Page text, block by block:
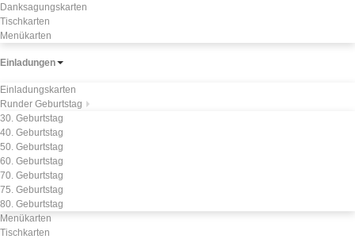
Danksagungskarten
Tischkarten
Menükarten
Einladungen
Einladungskarten
Runder Geburtstag
30. Geburtstag
40. Geburtstag
50. Geburtstag
60. Geburtstag
70. Geburtstag
75. Geburtstag
80. Geburtstag
Menükarten
Tischkarten